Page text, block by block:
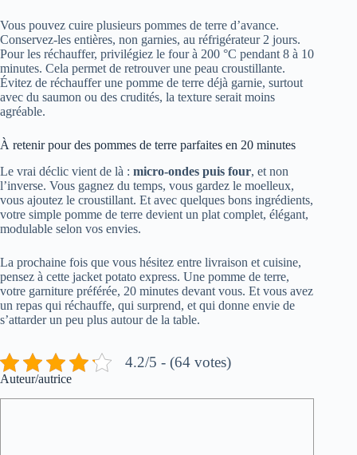
Vous pouvez cuire plusieurs pommes de terre d’avance.
Conservez-les entières, non garnies, au réfrigérateur 2 jours.
Pour les réchauffer, privilégiez le four à 200 °C pendant 8 à 10
minutes. Cela permet de retrouver une peau croustillante.
Évitez de réchauffer une pomme de terre déjà garnie, surtout
avec du saumon ou des crudités, la texture serait moins
agréable.
À retenir pour des pommes de terre parfaites en 20 minutes
Le vrai déclic vient de là : micro-ondes puis four, et non
l’inverse. Vous gagnez du temps, vous gardez le moelleux,
vous ajoutez le croustillant. Et avec quelques bons ingrédients,
votre simple pomme de terre devient un plat complet, élégant,
modulable selon vos envies.
La prochaine fois que vous hésitez entre livraison et cuisine,
pensez à cette jacket potato express. Une pomme de terre,
votre garniture préférée, 20 minutes devant vous. Et vous avez
un repas qui réchauffe, qui surprend, et qui donne envie de
s’attarder un peu plus autour de la table.
4.2/5 - (64 votes)
Auteur/autrice